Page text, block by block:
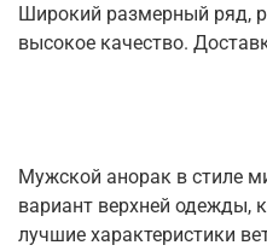
Широкий размерный ряд,
высокое качество.
Мужской анорак в стиле
вариант верхней одежды,
лучшие характеристики